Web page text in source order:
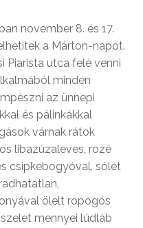
november 8. és 17.
a Márton-napot.
Piarista utca felé venni
minden
az ünnepi
és pálinkákkal
várnak rátok
libazúzaleves, rozé
csipkebogyóval, sólet
ölelt ropogós
mennyei lúdláb